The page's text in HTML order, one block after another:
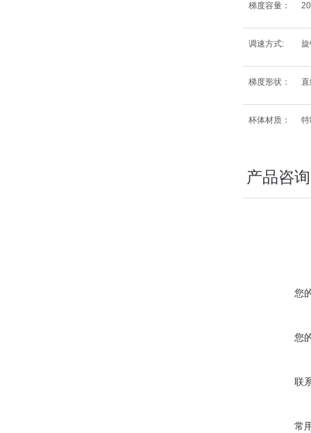
梯度容量：
调速方式:
梯度形状：
杯体材质：
产品咨询
您
您
联
常